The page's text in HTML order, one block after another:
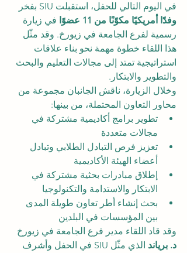
في اليوم التالي للحفل، استقبلت SIU بفخر
وفدًا أمريكيًا مكوّنًا من 11 عضوًا
في زيارة
رسمية لفرع الجامعة في زيورخ. وقد مثّل
هذا اللقاء خطوة مهمة نحو بناء علاقات
استراتيجية تمتد إلى مجالات التعليم والبحث
والتطوير والابتكار.
وخلال الزيارة، ناقش الجانبان مجموعة من
محاور التعاون المحتملة، من بينها:
تطوير برامج أكاديمية مشتركة في
مجالات متعددة
تعزيز فرص التبادل الطلابي وتبادل
أعضاء الهيئة الأكاديمية
إطلاق مبادرات بحثية مشتركة في
الابتكار والاستدامة والتكنولوجيا
بحث إنشاء أطر تعاون طويلة المدى
بين المؤسسات في البلدين
وقد قاد اللقاء مدير فرع الجامعة في زيورخ
د. برياند
الذي مثّل SIU في الحفل وأشرف